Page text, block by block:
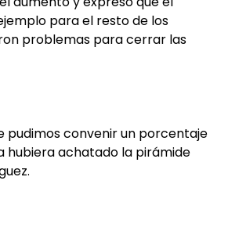
para el resto de los
problemas para cerrar las
pudimos convenir un porcentaje
hubiera achatado la pirámide